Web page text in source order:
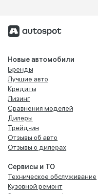
Новые автомобили
Бренды
Лучшие авто
Кредиты
Лизинг
Сравнения моделей
Дилеры
Трейд-ин
Отзывы об авто
Отзывы о дилерах
Сервисы и ТО
Техническое обслуживание
Кузовной ремонт